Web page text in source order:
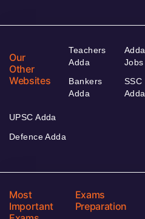
Our
Other
Websites
Teachers
Adda
Bankers
Adda
Adda
Jobs
SSC
Adda
UPSC Adda
Defence Adda
Most
Important
Exams
Preparation